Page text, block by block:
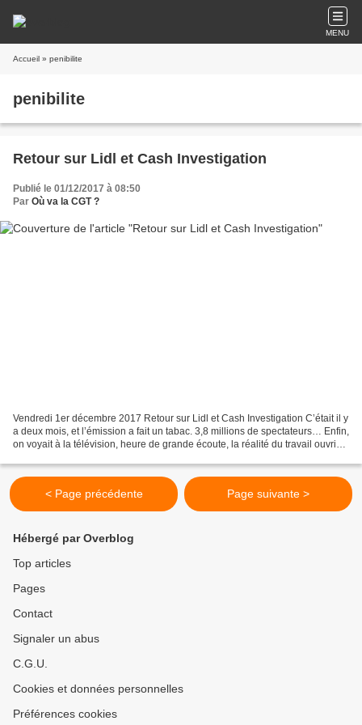
MENU
Accueil » penibilite
penibilite
Retour sur Lidl et Cash Investigation
Publié le 01/12/2017 à 08:50
Par Où va la CGT ?
Vendredi 1er décembre 2017 Retour sur Lidl et Cash Investigation C’était il y
a deux mois, et l’émission a fait un tabac. 3,8 millions de spectateurs… Enfin,
on voyait à la télévision, heure de grande écoute, la réalité du travail ouvrier,
< Page précédente Page suivante >
Hébergé par Overblog
Top articles
Pages
Contact
Signaler un abus
C.G.U.
Cookies et données personnelles
Préférences cookies